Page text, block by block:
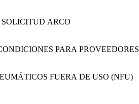
ARCO
PARA PROVEEDORES
FUERA DE USO (NFU)